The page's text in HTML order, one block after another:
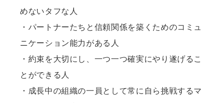
めないタフな人
・パートナーたちと信頼関係を築くためのコミュ
ニケーション能力がある人
・約束を大切にし、一つ一つ確実にやり遂げるこ
とができる人
・成長中の組織の一員として常に自ら挑戦するマ